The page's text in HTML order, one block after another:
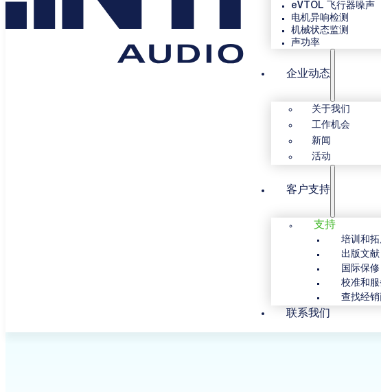
eVTOL 飞行器噪声
电机异响检测
机械状态监测
声功率
企业动态
关于我们
工作机会
新闻
活动
客户支持
支持
培训和拓
出版文献
国际保修
校准和服
查找经销
联系我们